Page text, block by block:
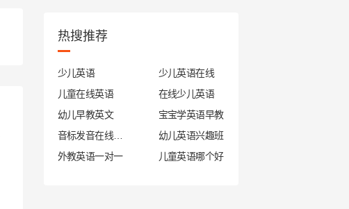
热搜推荐
少儿英语
少儿英语在线
儿童在线英语
在线少儿英语
幼儿早教英文
宝宝学英语早教
幼儿英语兴趣班
外教英语一对一
儿童英语哪个好